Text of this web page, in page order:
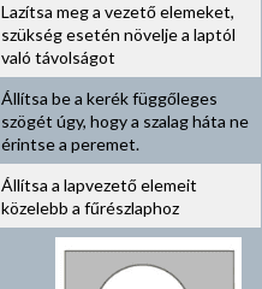
Lazítsa meg a vezető elemeket,
szükség esetén növelje a laptól
való távolságot
Állítsa be a kerék függőleges
szögét úgy, hogy a szalag háta ne
érintse a peremet.
Állítsa a lapvezető elemeit
közelebb a fűrészlaphoz